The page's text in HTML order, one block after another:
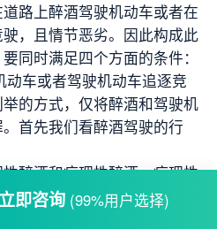
路上醉酒驾驶机动车或者在
，且情节恶劣。因此构成此
同时满足四个方面的条件：
车或者驾驶机动车追逐竞
的方式，仅将醉酒和驾驶机
首先我们看醉酒驾驶的行
醉酒和病理性醉酒，病理性
醉酒则不属于精神病。根据
分为轻度醉酒、中度醉酒和
立即咨询 (99%用户选择)